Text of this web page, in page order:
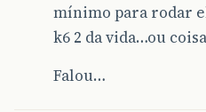
mínimo para rodar
k6 2 da vida…ou
Falou…